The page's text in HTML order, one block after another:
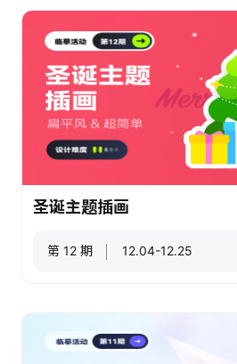
圣诞主题插画
第 12 期 12.04-12.25